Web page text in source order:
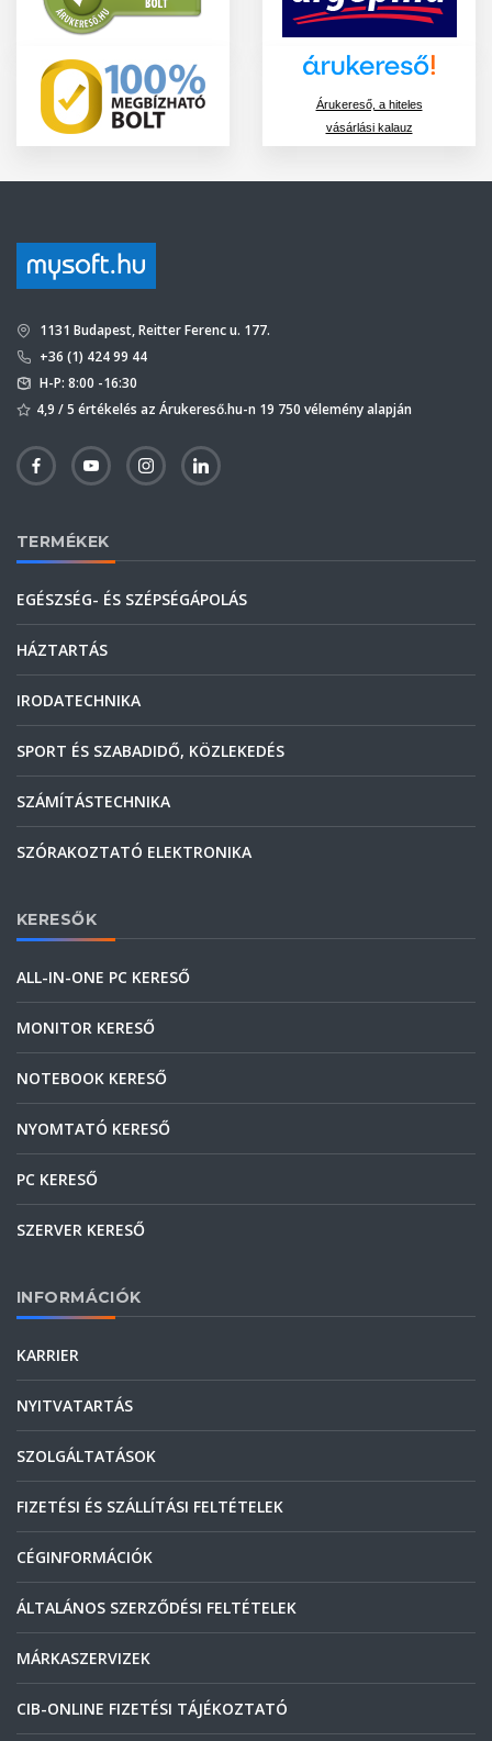
Árukereső, a hiteles
vásárlási kalauz
1131 Budapest, Reitter Ferenc u. 177.
+36 (1) 424 99 44
H-P: 8:00 -16:30
4,9 / 5 értékelés az Árukereső.hu-n 19 750 vélemény alapján
TERMÉKEK
EGÉSZSÉG- ÉS SZÉPSÉGÁPOLÁS
HÁZTARTÁS
IRODATECHNIKA
SPORT ÉS SZABADIDŐ, KÖZLEKEDÉS
SZÁMÍTÁSTECHNIKA
SZÓRAKOZTATÓ ELEKTRONIKA
KERESŐK
ALL-IN-ONE PC KERESŐ
MONITOR KERESŐ
NOTEBOOK KERESŐ
NYOMTATÓ KERESŐ
PC KERESŐ
SZERVER KERESŐ
INFORMÁCIÓK
KARRIER
NYITVATARTÁS
SZOLGÁLTATÁSOK
FIZETÉSI ÉS SZÁLLÍTÁSI FELTÉTELEK
CÉGINFORMÁCIÓK
ÁLTALÁNOS SZERZŐDÉSI FELTÉTELEK
MÁRKASZERVIZEK
CIB-ONLINE FIZETÉSI TÁJÉKOZTATÓ